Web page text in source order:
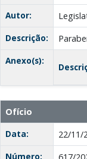
Autor:
Descrição:
Anexo(s):
Ofício
Data:
22/11/
Número: